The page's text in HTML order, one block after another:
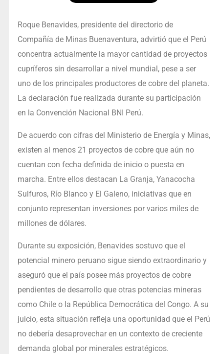
Roque Benavides, presidente del directorio de
Compañía de Minas Buenaventura, advirtió que el Perú
concentra actualmente la mayor cantidad de proyectos
cupríferos sin desarrollar a nivel mundial, pese a ser
uno de los principales productores de cobre del planeta.
La declaración fue realizada durante su participación
en la Convención Nacional BNI Perú.
De acuerdo con cifras del Ministerio de Energía y Minas,
existen al menos 21 proyectos de cobre que aún no
cuentan con fecha definida de inicio o puesta en
marcha. Entre ellos destacan La Granja, Yanacocha
Sulfuros, Río Blanco y El Galeno, iniciativas que en
conjunto representan inversiones por varios miles de
millones de dólares.
Durante su exposición, Benavides sostuvo que el
potencial minero peruano sigue siendo extraordinario y
aseguró que el país posee más proyectos de cobre
pendientes de desarrollo que otras potencias mineras
como Chile o la República Democrática del Congo. A su
juicio, esta situación refleja una oportunidad que el Perú
no debería desaprovechar en un contexto de creciente
demanda global por minerales estratégicos.